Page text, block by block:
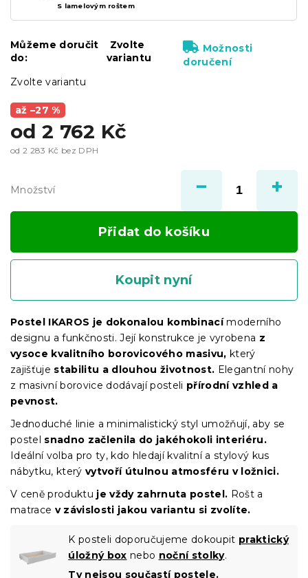
až –27 %
od 2 762 Kč
od 2 283 Kč bez DPH
Zvolte variantu
S lamelovým roštem
Můžeme doručit
do:
Zvolte
variantu
Možnosti
doručení
Množství
Přidat do košíku
Koupit nyní
Postel IKAROS je dokonalou kombinacímoderního
designu a funkčnosti. Její konstrukce je vyrobena z
vysoce kvalitního borovicového masivu, který
zajišťuje stabilitu a dlouhou životnost. Elegantní nohy
z masivní borovice dodávají posteli přírodní vzhled a
pevnost.
Jednoduché linie a minimalistický styl umožňují, aby se
postel snadno začlenila do jakéhokoli interiéru.
Ideální volba pro ty, kdo hledají kvalitní a stylový kus
nábytku, kterývytvoří útulnou atmosféru v ložnici.
V ceně produktu je vždy zahrnuta postel. Rošt a
matrace v závislosti jakou variantu si zvolíte.
K posteli doporučujeme dokoupit praktický
úložný box nebo noční stolky.
Ty nejsou součastí postele.